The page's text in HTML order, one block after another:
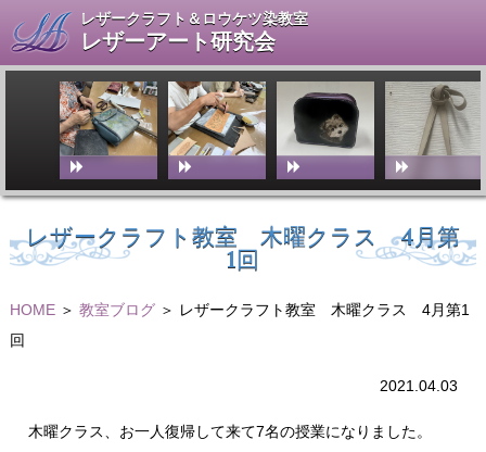
レザークラフト＆ロウケツ染教室
レザーアート研究会
レザークラフト教室 木曜クラス 4月第
1回
HOME＞ 教室ブログ＞ レザークラフト教室 木曜クラス 4月第1
回
2021.04.03
木曜クラス、お一人復帰して来て7名の授業になりました。